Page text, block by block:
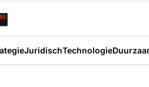
JuridischTechnologie